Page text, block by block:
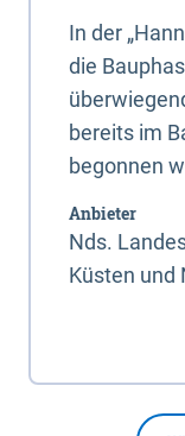
In der
die
bereits im
begonnen
Anbieter
Nds.
Küsten und